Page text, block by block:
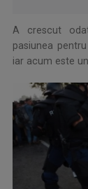
A crescut
pasiunea
iar acum este